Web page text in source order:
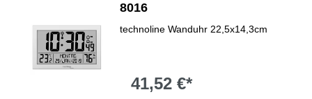
8016
technoline Wanduhr 22,5x14,3cm
41,52 €*